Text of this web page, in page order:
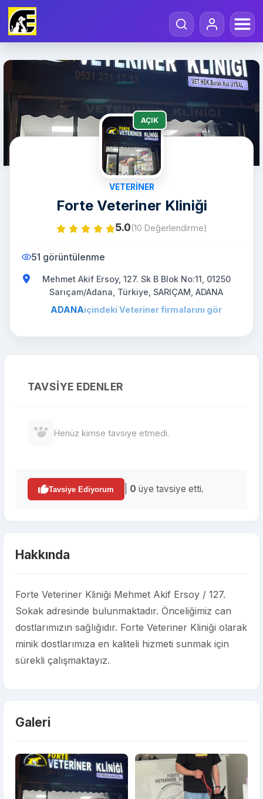
AÇIK
VETERINER
Forte Veteriner Kliniği
5.0(10 Değerlendirme)
51 görüntülenme
Mehmet Akif Ersoy, 127. Sk B Blok No:11, 01250
Sarıçam/Adana, Türkiye, SARIÇAM, ADANA
ADANAiçindeki Veteriner firmalarını gör
TAVSIYE EDENLER
Henüz kimse tavsiye etmedi.
Tavsiye Ediyorum 0 üye tavsiye etti.
Hakkında
Forte Veteriner Kliniği Mehmet Akif Ersoy / 127.
Sokak adresinde bulunmaktadır. Önceliğimiz can
dostlarımızın sağlığıdır. Forte Veteriner Kliniği olarak
minik dostlarımıza en kaliteli hizmeti sunmak için
sürekli çalışmaktayız.
Galeri